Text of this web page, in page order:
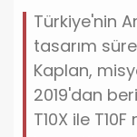
Türkiye'nin
tasarım
Kaplan,
2019'dan
T10X ile